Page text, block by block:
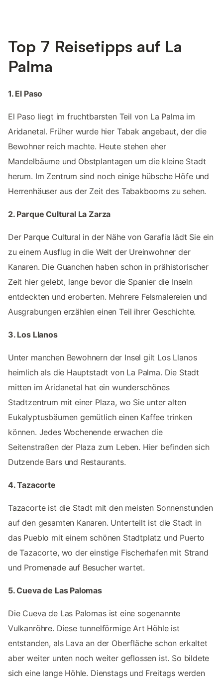
Top 7 Reisetipps auf La
Palma
1. El Paso
El Paso liegt im fruchtbarsten Teil von La Palma im
Aridanetal. Früher wurde hier Tabak angebaut, der die
Bewohner reich machte. Heute stehen eher
Mandelbäume und Obstplantagen um die kleine Stadt
herum. Im Zentrum sind noch einige hübsche Höfe und
Herrenhäuser aus der Zeit des Tabakbooms zu sehen.
2. Parque Cultural La Zarza
Der Parque Cultural in der Nähe von Garafia lädt Sie ein
zu einem Ausflug in die Welt der Ureinwohner der
Kanaren. Die Guanchen haben schon in prähistorischer
Zeit hier gelebt, lange bevor die Spanier die Inseln
entdeckten und eroberten. Mehrere Felsmalereien und
Ausgrabungen erzählen einen Teil ihrer Geschichte.
3. Los Llanos
Unter manchen Bewohnern der Insel gilt Los Llanos
heimlich als die Hauptstadt von La Palma. Die Stadt
mitten im Aridanetal hat ein wunderschönes
Stadtzentrum mit einer Plaza, wo Sie unter alten
Eukalyptusbäumen gemütlich einen Kaffee trinken
können. Jedes Wochenende erwachen die
Seitenstraßen der Plaza zum Leben. Hier befinden sich
Dutzende Bars und Restaurants.
4. Tazacorte
Tazacorte ist die Stadt mit den meisten Sonnenstunden
auf den gesamten Kanaren. Unterteilt ist die Stadt in
das Pueblo mit einem schönen Stadtplatz und Puerto
de Tazacorte, wo der einstige Fischerhafen mit Strand
und Promenade auf Besucher wartet.
5. Cueva de Las Palomas
Die Cueva de Las Palomas ist eine sogenannte
Vulkanröhre. Diese tunnelförmige Art Höhle ist
entstanden, als Lava an der Oberfläche schon erkaltet
aber weiter unten noch weiter geflossen ist. So bildete
sich eine lange Höhle. Dienstags und Freitags werden